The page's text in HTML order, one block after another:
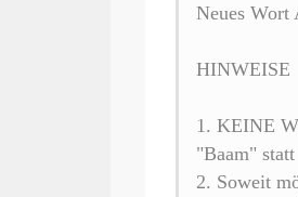
Neues Wort
HINWEISE
1. KEINE
"Baam"
2. Soweit